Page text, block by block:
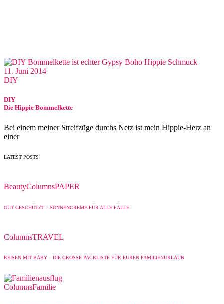
11. Juni 2014
DIY
DIY
Die Hippie Bommelkette
Bei einem meiner Streifzüge durchs Netz ist mein Hippie-Herz an
einer
LATEST POSTS
BeautyColumnsPAPER
GUT GESCHÜTZT – SONNENCREME FÜR ALLE FÄLLE
ColumnsTRAVEL
REISEN MIT BABY – DIE GROSSE PACKLISTE FÜR EUREN FAMILIENURLAUB
ColumnsFamilie